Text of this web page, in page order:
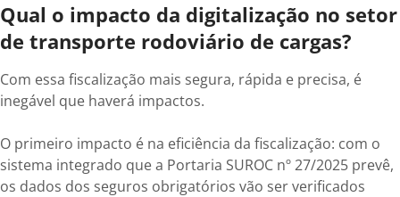
Qual o impacto da digitalização no setor
de transporte rodoviário de cargas?
Com essa fiscalização mais segura, rápida e precisa, é
inegável que haverá impactos.
O primeiro impacto é na eficiência da fiscalização: com o
sistema integrado que a Portaria SUROC nº 27/2025 prevê,
os dados dos seguros obrigatórios vão ser verificados